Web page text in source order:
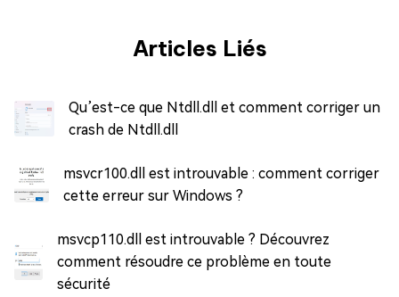
Articles Liés
Qu’est-ce que Ntdll.dll et comment corriger un
crash de Ntdll.dll
msvcr100.dll est introuvable : comment corriger
cette erreur sur Windows ?
msvcp110.dll est introuvable ? Découvrez
comment résoudre ce problème en toute
sécurité